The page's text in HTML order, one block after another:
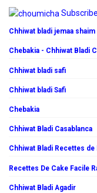
Subscribe
Chhiwat bladi jemaa shaim
Chebakia - Chhiwat Bladi
Chhiwat bladi safi
Chhiwat bladi Safi
Chebakia
Chhiwat Bladi Casablanca
Chhiwat Bladi Recettes
Recettes De Cake Facile
Chhiwat Bladi Agadir